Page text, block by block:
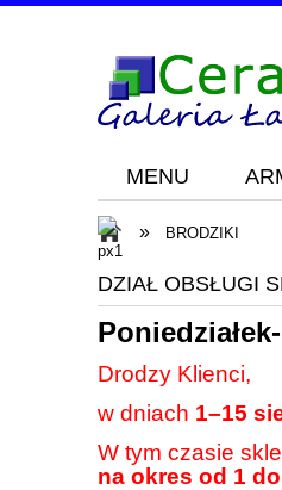
MENU
Blog
» BRODZIKI
DZIAŁ OBSŁUGI
Drodzy Klienci,
w dniach 1–15
W tym czasie
na okres od 1